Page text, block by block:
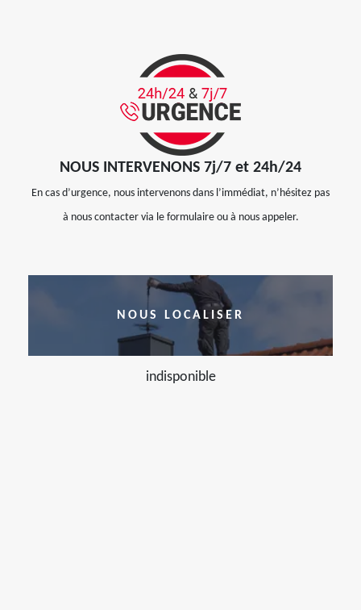
NOUS INTERVENONS 7j/7 et 24h/24
En cas d’urgence, nous intervenons dans l’immédiat, n’hésitez pas
à nous contacter via le formulaire ou à nous appeler.
NOUS LOCALISER
indisponible